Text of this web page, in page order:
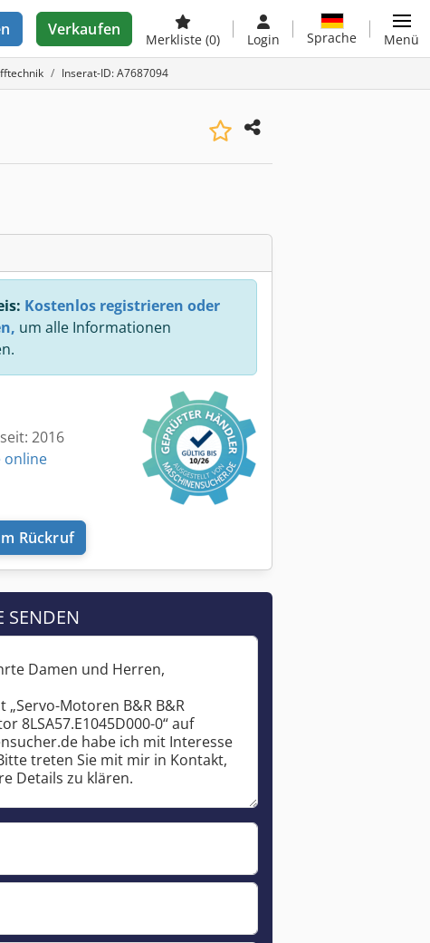
Verkaufen
Merkliste (0) Login Sprache Menü
Inserat-ID: A7687094
Kostenlos registrieren oder
um alle Informationen
2016
online
Rückruf
SENDEN